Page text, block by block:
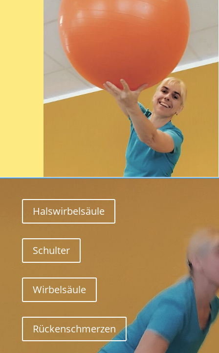
Halswirbelsäule
Schulter
Wirbelsäule
Rückenschmerzen